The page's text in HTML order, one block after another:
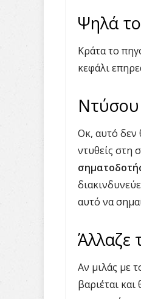
Ψηλά
Κράτα το
κεφάλι
Οκ, αυτό δεν
ντυθείς στη
αυτό να
Άλλαζε
Αν μιλάς με
βαριέται